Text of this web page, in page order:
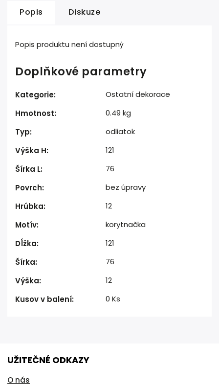
Popis Diskuze
Popis produktu není dostupný
Doplňkové parametry
Kategorie:
Ostatní dekorace
Hmotnost:
0.49 kg
Typ:
odliatok
Výška H:
121
Šírka L:
76
Povrch:
bez úpravy
Hrúbka:
12
Motív:
korytnačka
Dĺžka:
121
Šírka:
76
Výška:
12
Kusov v balení: 0 Ks
UŽITEČNÉ ODKAZY
O nás